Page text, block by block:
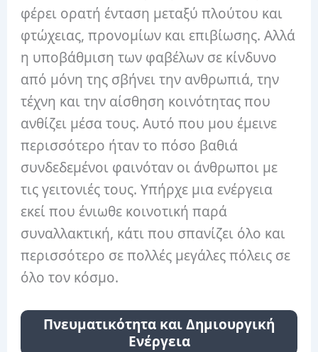
φέρει ορατή ένταση μεταξύ πλούτου και
φτώχειας, προνομίων και επιβίωσης. Αλλά
η υποβάθμιση των φαβέλων σε κίνδυνο
από μόνη της σβήνει την ανθρωπιά, την
τέχνη και την αίσθηση κοινότητας που
ανθίζει μέσα τους. Αυτό που μου έμεινε
περισσότερο ήταν το πόσο βαθιά
συνδεδεμένοι φαινόταν οι άνθρωποι με
τις γειτονιές τους. Υπήρχε μια ενέργεια
εκεί που ένιωθε κοινοτική παρά
συναλλακτική, κάτι που σπανίζει όλο και
περισσότερο σε πολλές μεγάλες πόλεις σε
όλο τον κόσμο.
Πνευματικότητα και Δημιουργική
Ενέργεια